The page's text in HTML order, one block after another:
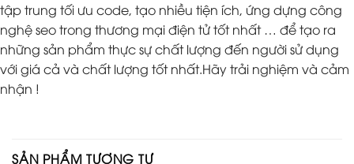
tập trung tối ưu code, tạo nhiều tiện ích, ứng dựng công
nghệ seo trong thương mại điện tử tốt nhất … để tạo ra
những sản phẩm thực sự chất lượng đến người sử dụng
với giá cả và chất lượng tốt nhất.Hãy trải nghiệm và cảm
nhận !
SẢN PHẨM TƯƠNG TỰ